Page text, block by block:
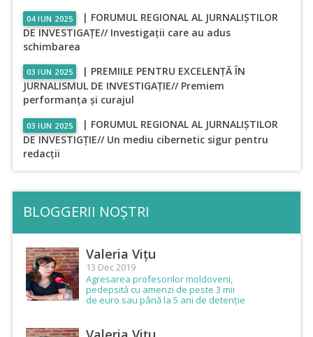
04 IUN 2025
| FORUMUL REGIONAL AL JURNALIȘTILOR
DE INVESTIGAȚE// Investigații care au adus
schimbarea
03 IUN 2025
| PREMIILE PENTRU EXCELENȚĂ ÎN
JURNALISMUL DE INVESTIGAȚIE// Premiem
performanța și curajul
03 IUN 2025
| FORUMUL REGIONAL AL JURNALIȘTILOR
DE INVESTIGȚIE// Un mediu cibernetic sigur pentru
redacții
BLOGGERII NOȘTRI
Valeria Vițu
13 Dec 2019
Agresarea profesorilor moldoveni,
pedepsită cu amenzi de peste 3 mii
de euro sau până la 5 ani de detenție